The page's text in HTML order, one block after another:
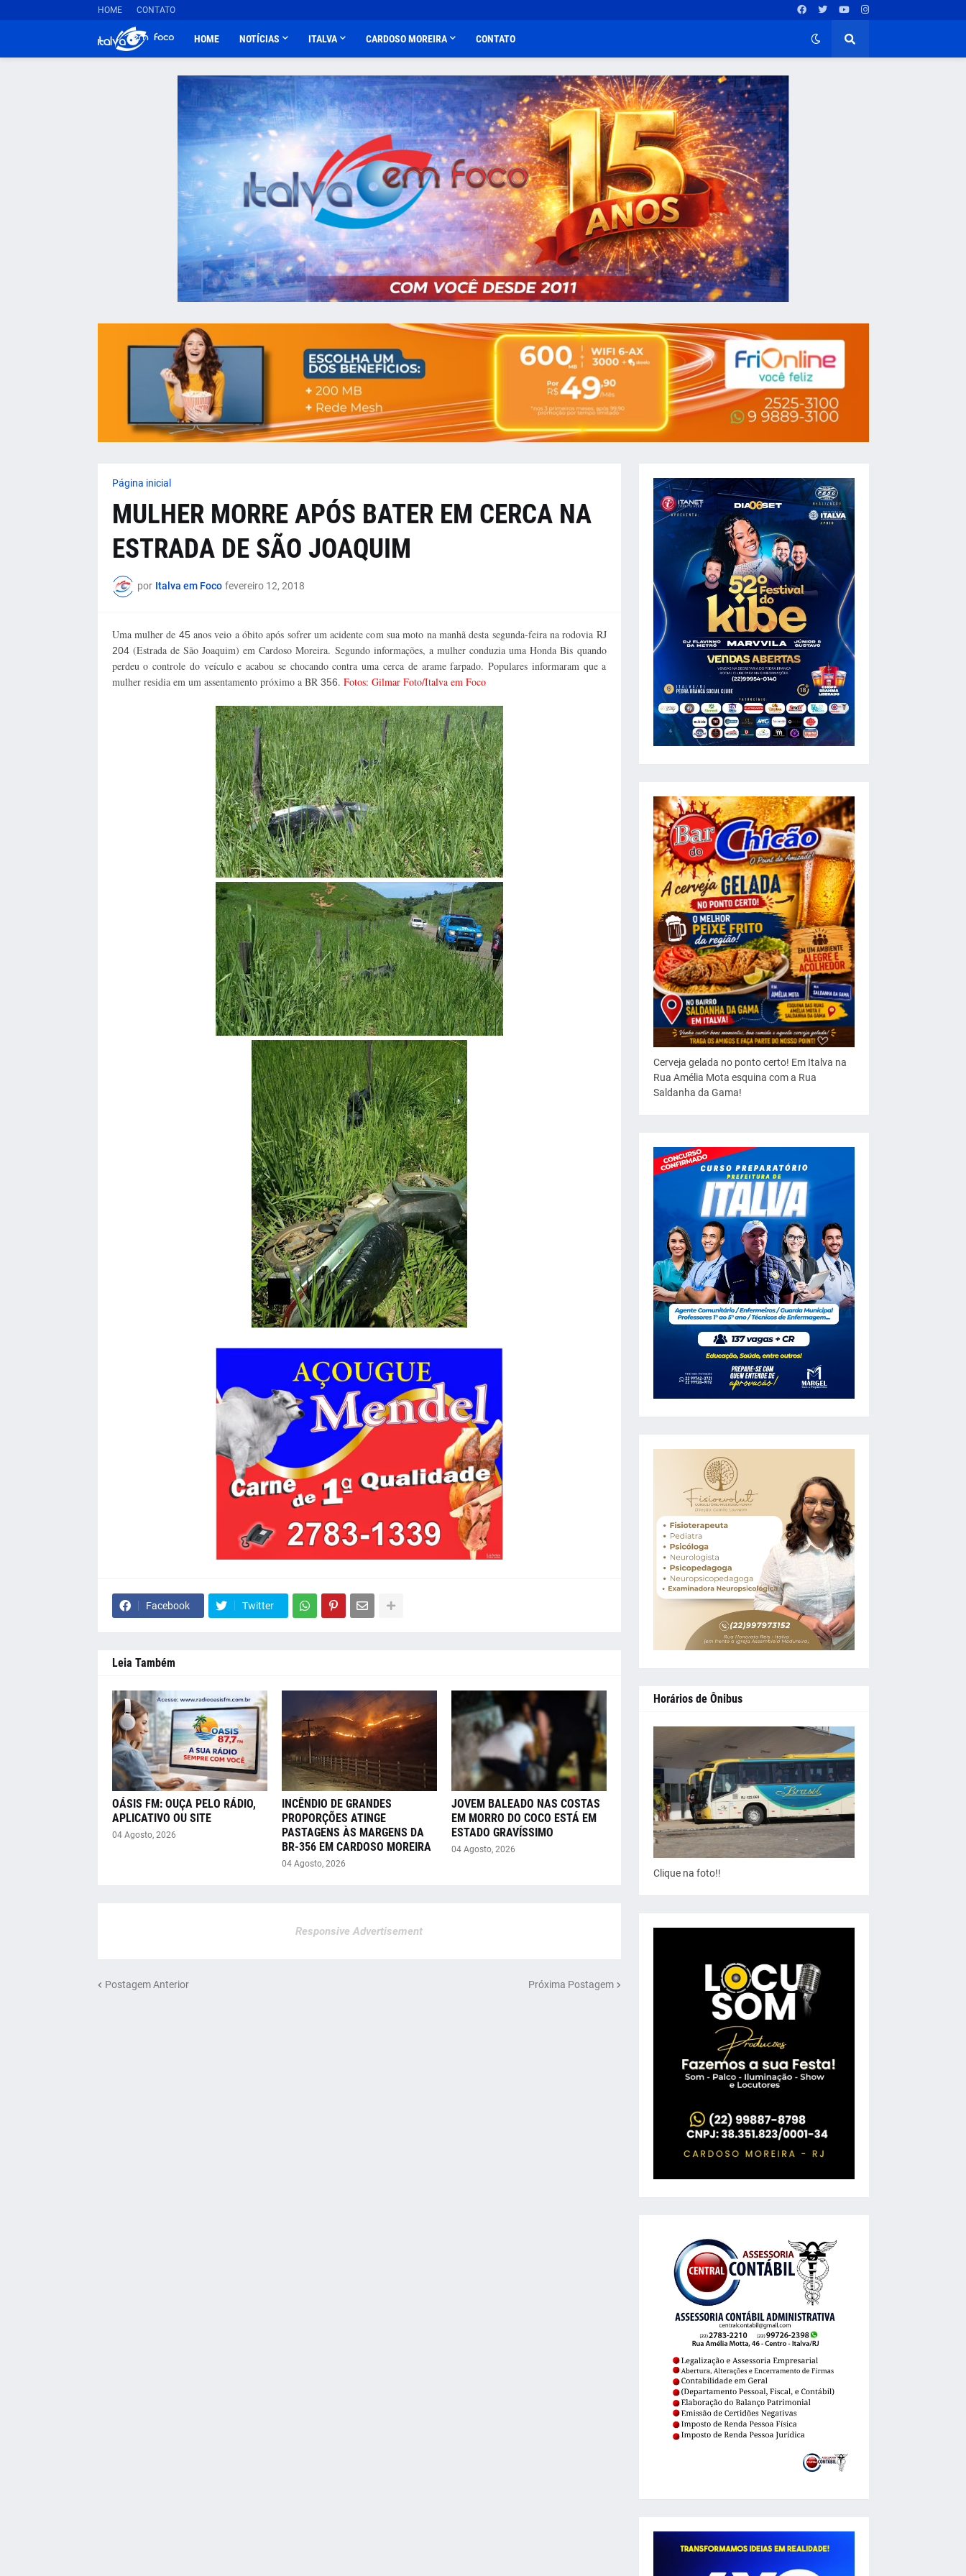
HOME CONTATO
HOME NOTÍCIAS ITALVA CARDOSO MOREIRA CONTATO
Página inicial
MULHER MORRE APÓS BATER EM CERCA NA
ESTRADA DE SÃO JOAQUIM
por Italva em Foco fevereiro 12, 2018
Uma mulher de 45anos veio a óbito após sofrer um acidente com sua moto na manhã desta segunda-feira na rodovia RJ
204(Estrada de São Joaquim) em Cardoso Moreira. Segundo informações, a mulher conduzia uma Honda Bis quando
perdeu o controle do veículo e acabou se chocando contra uma cerca de arame farpado. Populares informaram que a
mulher residia em um assentamento próximo a BR 356. Fotos: Gilmar Foto/Italva em Foco
Facebook Twitter
Leia Também
OÁSIS FM: OUÇA PELO RÁDIO,
APLICATIVO OU SITE
04 Agosto, 2026
INCÊNDIO DE GRANDES
PROPORÇÕES ATINGE
PASTAGENS ÀS MARGENS DA
BR-356 EM CARDOSO MOREIRA
04 Agosto, 2026
JOVEM BALEADO NAS COSTAS
EM MORRO DO COCO ESTÁ EM
ESTADO GRAVÍSSIMO
04 Agosto, 2026
Responsive Advertisement
Postagem Anterior Próxima Postagem
Cerveja gelada no ponto certo! Em Italva na
Rua Amélia Mota esquina com a Rua
Saldanha da Gama!
Horários de Ônibus
Clique na foto!!